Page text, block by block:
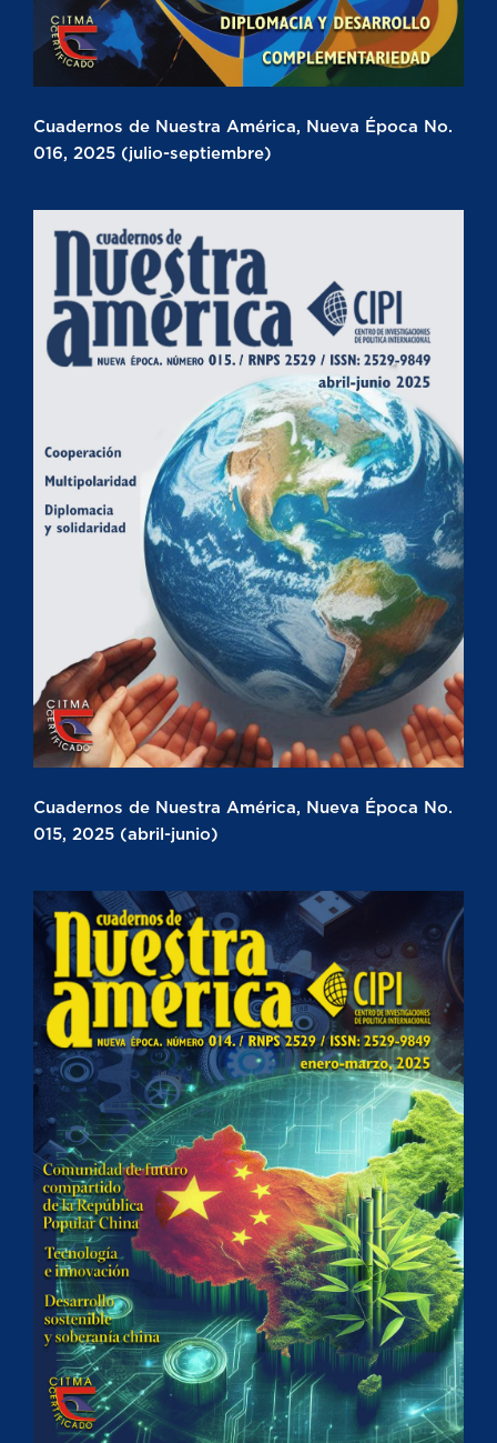
Cuadernos de Nuestra América, Nueva Época No.
016, 2025 (julio-septiembre)
Cuadernos de Nuestra América, Nueva Época No.
015, 2025 (abril-junio)